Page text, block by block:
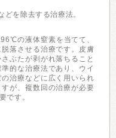
どを除去する治療法。
の液体窒素を当てて、
落させる治療です。皮膚
ぶたが剥がれ落ちること
的な治療法であり、ウイ
治療などに広く用いられ
が、複数回の治療が必要
です。